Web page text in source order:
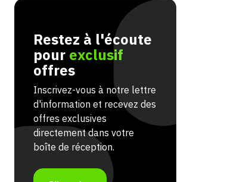
Restez à l'écoute
pour exclusif
offres
Inscrivez-vous à notre lettre
d'information et recevez des
offres exclusives
directement dans votre
boîte de réception.